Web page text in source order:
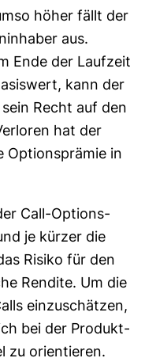
höher fällt der
aus.
Ende der Laufzeit
kann der
Recht auf den
hat der
Options­­prämie in
Call-Options­
je kürzer die
Risiko für den
Rendite. Um die
ein­zuschätzen,
bei der Produkt­
zu orientieren.